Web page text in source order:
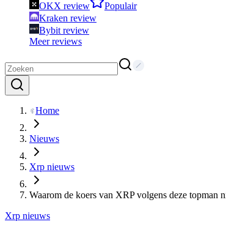
OKX review
Populair
Kraken review
Bybit review
Meer reviews
Home
Nieuws
Xrp nieuws
Waarom de koers van XRP volgens deze topman
Xrp nieuws